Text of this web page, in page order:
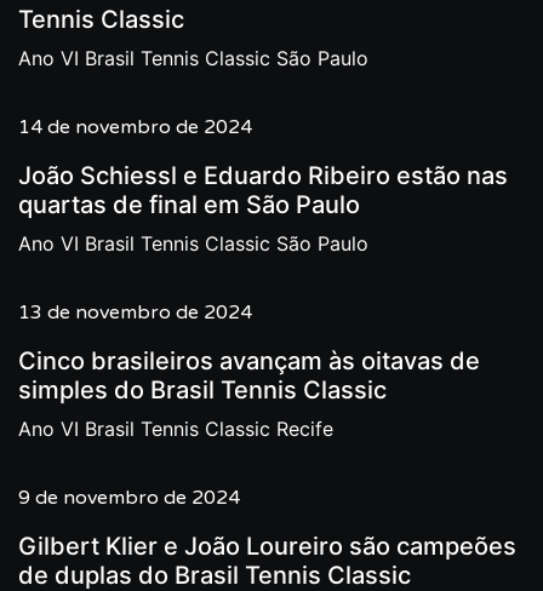
Tennis Classic
Ano VI Brasil Tennis Classic São Paulo
14 de novembro de 2024
João Schiessl e Eduardo Ribeiro estão nas
quartas de final em São Paulo
Ano VI Brasil Tennis Classic São Paulo
13 de novembro de 2024
Cinco brasileiros avançam às oitavas de
simples do Brasil Tennis Classic
Ano VI Brasil Tennis Classic Recife
9 de novembro de 2024
Gilbert Klier e João Loureiro são campeões
de duplas do Brasil Tennis Classic